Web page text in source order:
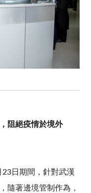
阻絕疫情於境外
日期間，針對武漢
隨著邊境管制作為，